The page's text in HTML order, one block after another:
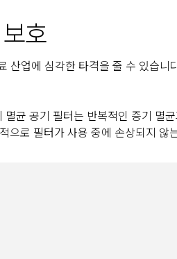
호
산업에 심각한 타격을 줄 수 있습
멸균 공기 필터는 반복적인 증기 멸
으로 필터가 사용 중에 손상되지